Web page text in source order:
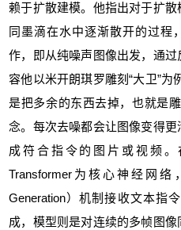
赖于扩散建模。他指出对于扩
同墨滴在水中逐渐散开的过程
作，即从纯噪声图像出发，通
容他以米开朗琪罗雕刻“大卫”为
是把多余的东西去掉，也就是
念。每次去噪都会让图像变得
成符合指令的图片或视频
Transformer为核心神经网络
Generation）机制接收文本指
成，模型则是对连续的多帧图